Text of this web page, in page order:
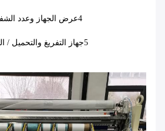
4عرض الجهاز وعدد الشفرات يعتمد على العميل.
5جهاز التفريغ والتحميل / التفريغ التلقائي (اختياري)